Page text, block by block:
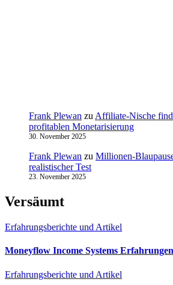
Frank Plewan zu Affiliate-Nische
profitablen Monetarisierung
30. November 2025
Frank Plewan zu
realistischer Test
23. November 2025
Versäumt
Erfahrungsberichte und Artikel
Moneyflow Income Systems Erfahrungen
Erfahrungsberichte und Artikel